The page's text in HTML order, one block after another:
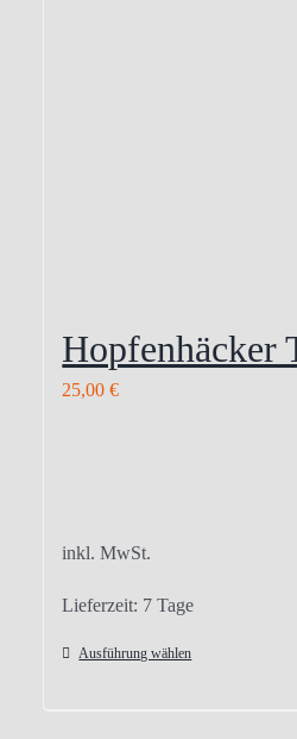
Hopfenhäcker
25,00€
inkl. MwSt.
Lieferzeit: 7 Tage
Ausführung wählen